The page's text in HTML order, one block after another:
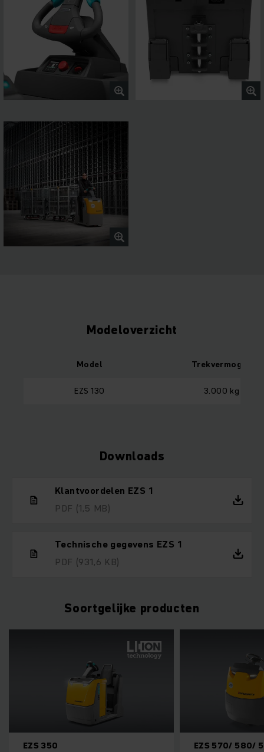
Modeloverzicht
Model Trekvermogen
EZS 130 3.000 kg
Downloads
Klantvoordelen EZS 1
PDF (1,5 MB)
Technische gegevens EZS 1
PDF (931,6 KB)
Soortgelijke producten
EZS 570/ 580/ 590/ 5100 EZS 7280